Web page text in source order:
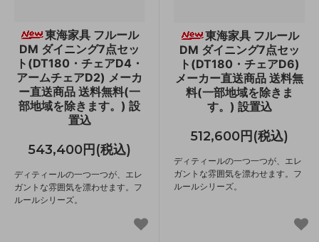
東海家具 フルール
DM ダイニング7点セッ
ト(DT180・チェアD4・
アームチェアD2) メーカ
ー直送商品 送料無料(一
部地域を除きます。) 設
置込
543,400円(税込)
ディティールの一つ一つが、エレ
ガントな雰囲気を漂わせます。フ
ルールシリーズ。
東海家具 フルール
DM ダイニング7点セッ
ト(DT180・チェアD6)
メーカー直送商品 送料無
料(一部地域を除きま
す。) 設置込
512,600円(税込)
ディティールの一つ一つが、エレ
ガントな雰囲気を漂わせます。フ
ルールシリーズ。